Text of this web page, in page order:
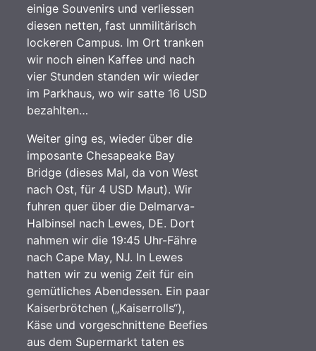
einige Souvenirs und verliessen
diesen netten, fast unmilitärisch
lockeren Campus. Im Ort tranken
wir noch einen Kaffee und nach
vier Stunden standen wir wieder
im Parkhaus, wo wir satte 16 USD
bezahlten…
Weiter ging es, wieder über die
imposante Chesapeake Bay
Bridge (dieses Mal, da von West
nach Ost, für 4 USD Maut). Wir
fuhren quer über die Delmarva-
Halbinsel nach Lewes, DE. Dort
nahmen wir die 19:45 Uhr-Fähre
nach Cape May, NJ. In Lewes
hatten wir zu wenig Zeit für ein
gemütliches Abendessen. Ein paar
Kaiserbrötchen („Kaiserrolls“),
Käse und vorgeschnittene Beefies
aus dem Supermarkt taten es